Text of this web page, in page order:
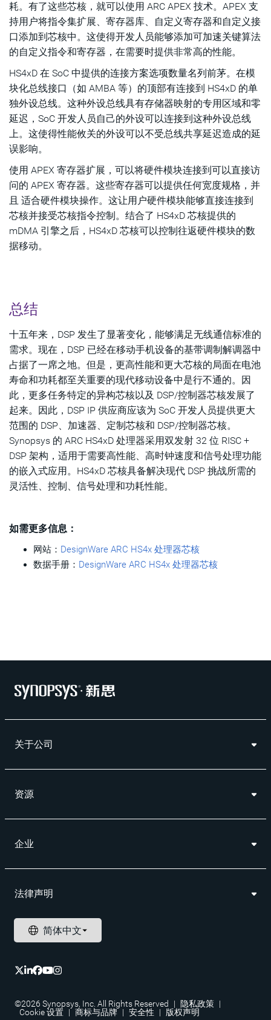
耗。有了这些芯核，就可以使用 ARC APEX 技术。APEX 支
持用户将指令集扩展、寄存器库、自定义寄存器和自定义接
口添加到芯核中。这使得开发人员能够添加可加速关键算法
的自定义指令和寄存器，在需要时提供非常高的性能。
HS4xD 在 SoC 中提供的连接方案选项数量名列前茅。在模
块化总线接口（如 AMBA 等）的顶部有连接到 HS4xD 的单
独外设总线。这种外设总线具有存储器映射的专用区域和零
延迟，SoC 开发人员自己的外设可以连接到这种外设总线
上。这使得性能攸关的外设可以不受总线共享延迟造成的延
误影响。
使用 APEX 寄存器扩展，可以将硬件模块连接到可以直接访
问的 APEX 寄存器。这些寄存器可以提供任何宽度规格，并
且 适合硬件模块操作。这让用户硬件模块能够直接连接到
芯核并接受芯核指令控制。结合了 HS4xD 芯核提供的
mDMA 引擎之后，HS4xD 芯核可以控制往返硬件模块的数
据移动。
总结
十五年来，DSP 发生了显著变化，能够满足无线通信标准的
需求。现在，DSP 已经在移动手机设备的基带调制解调器中
占据了一席之地。但是，更高性能和更大芯核的局面在电池
寿命和功耗都至关重要的现代移动设备中是行不通的。因
此，更多任务特定的异构芯核以及 DSP/控制器芯核发展了
起来。因此，DSP IP 供应商应该为 SoC 开发人员提供更大
范围的 DSP、加速器、定制芯核和 DSP/控制器芯核。
Synopsys 的 ARC HS4xD 处理器采用双发射 32 位 RISC +
DSP 架构，适用于需要高性能、高时钟速度和信号处理功能
的嵌入式应用。HS4xD 芯核具备解决现代 DSP 挑战所需的
灵活性、控制、信号处理和功耗性能。
如需更多信息：
网站： DesignWare ARC HS4x 处理器芯核
数据手册： DesignWare ARC HS4x 处理器芯核
关于公司
资源
企业
法律声明
©2026 Synopsys, Inc. All Rights Reserved | 隐私政策 |
Cookie 设置 | 商标与品牌 | 安全性 | 版权声明